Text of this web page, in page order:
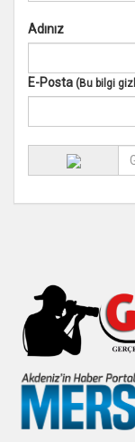
Adınız
E-Posta (Bu bilgi